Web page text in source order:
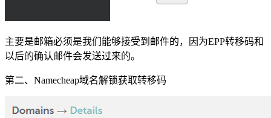
主要是邮箱必须是我们能够接受到邮件的，因为EPP转移码和
以后的确认邮件会发送过来的。
第二、Namecheap域名解锁获取转移码